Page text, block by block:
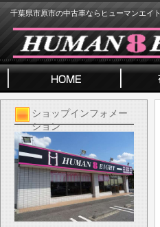
千葉県市原市の中古車ならヒューマンエイト
ショップインフォメー
ション